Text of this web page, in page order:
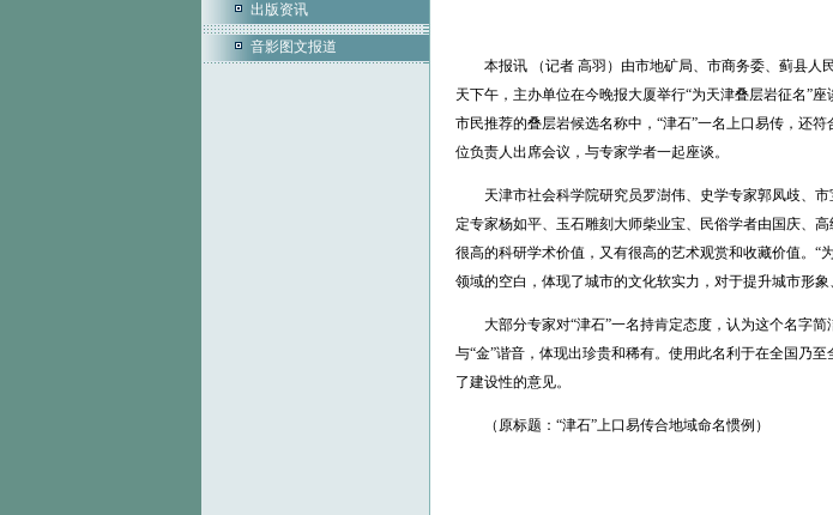
出版资讯
音影图文报道
本报讯 （记者 高羽）由市地矿局、市商务委、蓟县人
天下午，主办单位在今晚报大厦举行“为天津叠层岩征名”
市民推荐的叠层岩候选名称中，“津石”一名上口易传，还
位负责人出席会议，与专家学者一起座谈。
天津市社会科学院研究员罗澍伟、史学专家郭凤歧、市
定专家杨如平、玉石雕刻大师柴业宝、民俗学者由国庆、
很高的科研学术价值，又有很高的艺术观赏和收藏价值。“
领域的空白，体现了城市的文化软实力，对于提升城市形
大部分专家对“津石”一名持肯定态度，认为这个名字简
与“金”谐音，体现出珍贵和稀有。使用此名利于在全国乃
了建设性的意见。
（原标题：“津石”上口易传合地域命名惯例）